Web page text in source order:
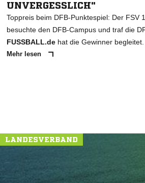
UNVERGESSLICH"
Toppreis beim DFB-Punktespiel: Der FSV
besuchte den DFB-Campus und traf die
FUSSBALL.de hat die Gewinner begleitet.
Mehr lesen
LANDESVERBAND